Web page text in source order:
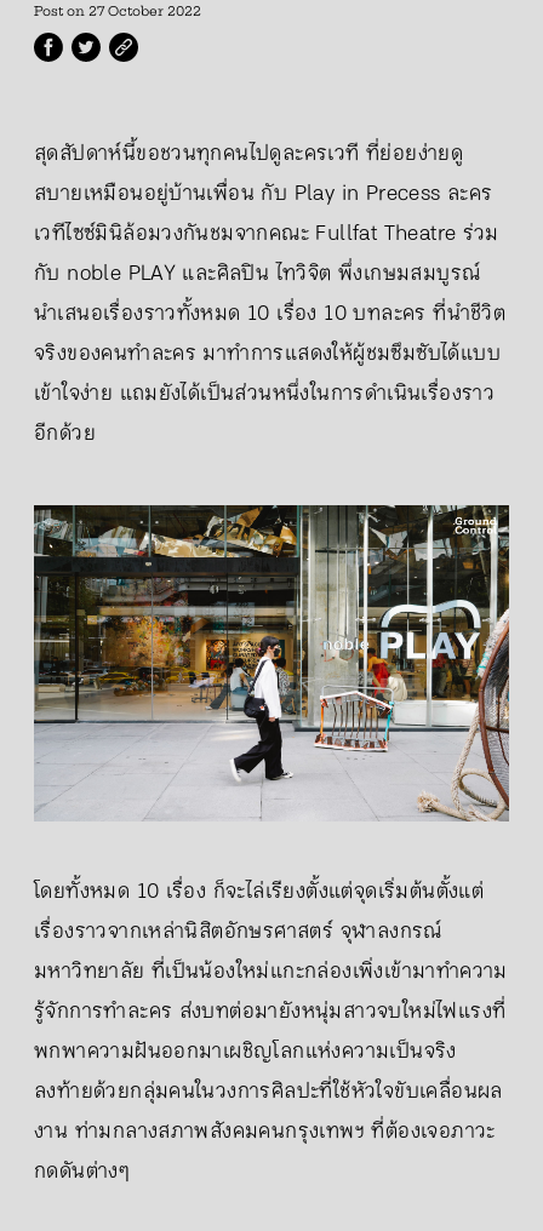
Post on 27 October 2022
สุดสัปดาห์นี้ขอชวนทุกคนไปดูละครเวที ที่ย่อยง่ายดู
สบายเหมือนอยู่บ้านเพื่อน กับ Play in Precess ละคร
เวทีไซซ์มินิล้อมวงกันชมจากคณะ Fullfat Theatre ร่วม
กับ noble PLAY และศิลปิน ไทวิจิต พึ่งเกษมสมบูรณ์
นำเสนอเรื่องราวทั้งหมด 10 เรื่อง 10 บทละคร ที่นำชีวิต
จริงของคนทำละคร มาทำการแสดงให้ผู้ชมซึมซับได้แบบ
เข้าใจง่าย แถมยังได้เป็นส่วนหนึ่งในการดำเนินเรื่องราว
อีกด้วย
โดยทั้งหมด 10 เรื่อง ก็จะไล่เรียงตั้งแต่จุดเริ่มต้นตั้งแต่
เรื่องราวจากเหล่านิสิตอักษรศาสตร์ จุฬาลงกรณ์
มหาวิทยาลัย ที่เป็นน้องใหม่แกะกล่องเพิ่งเข้ามาทำความ
รู้จักการทำละคร ส่งบทต่อมายังหนุ่มสาวจบใหม่ไฟแรงที่
พกพาความฝันออกมาเผชิญโลกแห่งความเป็นจริง
ลงท้ายด้วยกลุ่มคนในวงการศิลปะที่ใช้หัวใจขับเคลื่อนผล
งาน ท่ามกลางสภาพสังคมคนกรุงเทพฯ ที่ต้องเจอภาวะ
กดดันต่างๆ